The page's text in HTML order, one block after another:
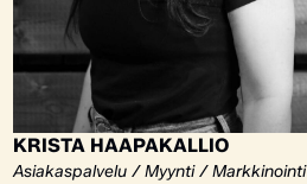
KRISTA HAAPAKALLIO
Asiakaspalvelu / Myynti / Markkinointi